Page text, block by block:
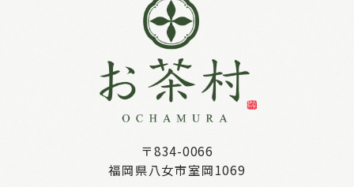
〒834-0066
福岡県八女市室岡1069